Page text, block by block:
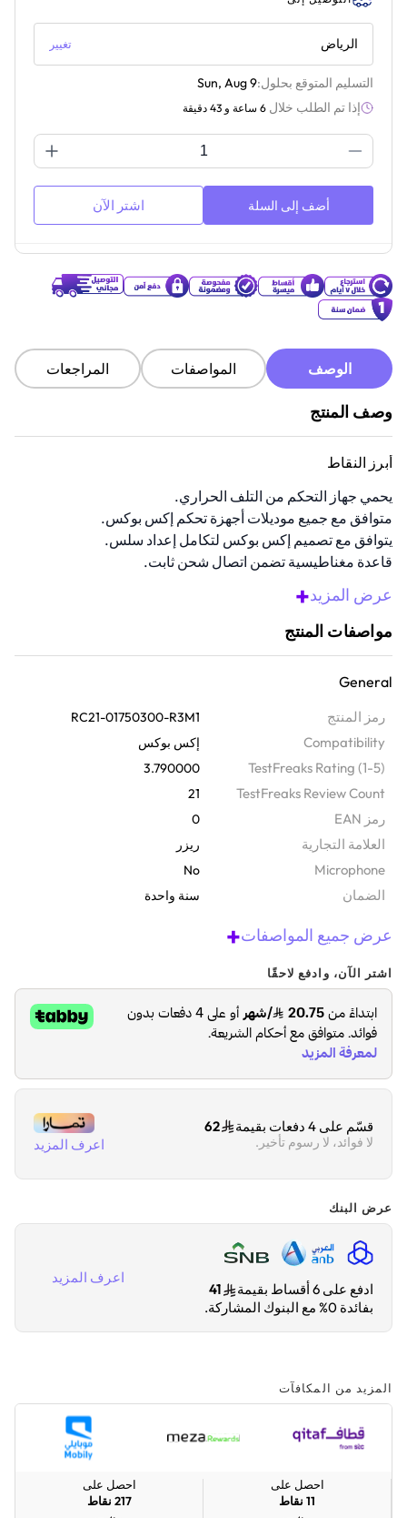
الرياض تغيير
التسليم المتوقع بحلول:Sun, Aug 9
إذا تم الطلب خلال 6 ساعة و 43 دقيقة
أضف إلى السلة اشتر الآن
الوصف المواصفات المراجعات
وصف المنتج
أبرز النقاط
يحمي جهاز التحكم من التلف الحراري.
متوافق مع جميع موديلات أجهزة تحكم إكس بوكس.
يتوافق مع تصميم إكس بوكس لتكامل إعداد سلس.
قاعدة مغناطيسية تضمن اتصال شحن ثابت.
يشحن بالكامل في أقل من 3 ساعات.
حسّن تجربة الشحن لديك مع حامل الشحن السريع هذا. يعمل مع وحدات
تحكم إكس بوكس الفئة اكس|اس واكس بوكس وان وايليت الفئة 1. يحافظ
نظام التلامس المغناطيسي على ثبات كل شيء في مكانه، مما يجعله سهل
الاستخدام للغاية. كما أنه يطابق مواد وألوان وحدات تحكم إكس بوكس
الرسمية، ليبدو رائعًا مع جهازك.
عرض المزيد+
مواصفات المنتج
General
رمز المنتج RC21-01750300-R3M1
Compatibility إكس بوكس
TestFreaks Rating (1-5)
3.790000
TestFreaks Review Count
21
رمز EAN 0
‫العلامة التجارية ريزر
Microphone
No
الضمان‬ سنة واحدة
عرض جميع المواصفات+
اشتر الآن، وادفع لاحقًا
قسّم على 4 دفعات بقيمة 62
لا فوائد، لا رسوم تأخير. اعرف المزيد
عرض البنك
ادفع على 6 أقساط بقيمة
41
بفائدة 0% مع البنوك المشاركة.
اعرف المزيد
المزيد من المكافآت
احصل على
11 نقاط
احصل على
217 نقاط